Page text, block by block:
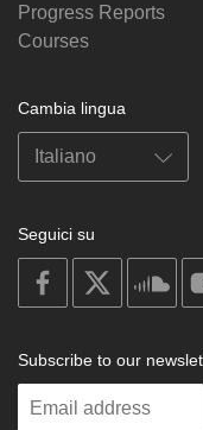
Progress Reports
Courses
Cambia lingua
Seguici su
on
facebook
Subscribe to our
Enter